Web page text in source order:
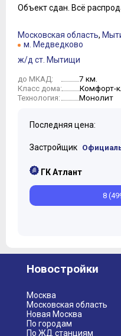
4
6
7
8
10
11
Объект сдан. Всё
Московская область,
м. Медведково
ж/д ст. Мытищи
до МКАД: 7 км.
Класс дома: Комфорт-
Технология: Монолит
Последняя цена:
Застройщик
ГК Атлант
8
Новостройки
Москва
Московская область
Новая Москва
По городам
По ЖД станциям